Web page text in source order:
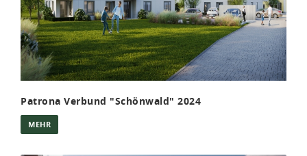
Patrona Verbund "Schönwald" 2024
MEHR